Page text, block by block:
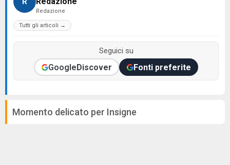
Redazione
Tutti gli articoli →
Seguici su
GoogleDiscover Fonti preferite
Momento delicato per Insigne